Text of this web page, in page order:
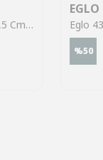
Eglo 99605 "SIMOLARIS-Z" 161,5 Cm Yüksekliğinde Alüminyum, Çelik Köşe Lambası Lambader RGB
EGLO
%50